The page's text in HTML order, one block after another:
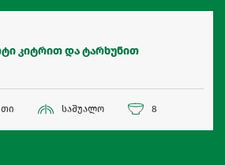
კიტრით და ტარხუნით
საშუალო 8